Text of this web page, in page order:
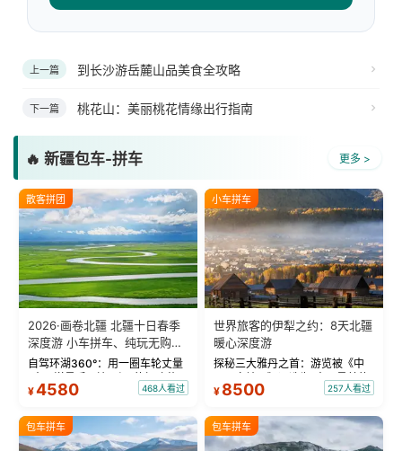
上一篇 到长沙游岳麓山品美食全攻略
下一篇 桃花山：美丽桃花情缘出行指南
🔥 新疆包车-拼车 更多 >
散客拼团
2026·画卷北疆 北疆十日春季
深度游 小车拼车、纯玩无购
物！
自驾环湖360°：用一圈车轮丈量
“大西洋最后一滴眼泪”的极致蔚
蓝。 赛湖旅拍：甄选多款风格服
绝美瞬间。 赛湖坦克300跟车视
频：专业摄影师...
¥4580 468人看过
小车拼车
世界旅客的伊犁之约：8天北疆
暖心深度游
探秘三大雅丹之首：游览被《中
国国家地理》评选为“中国最美的
三大雅丹”第一名的克拉玛依魔鬼
瓦人最大村落——禾木村，欣赏
晨雾与小木...
¥ 8500 257人看过
包车拼车 包车拼车